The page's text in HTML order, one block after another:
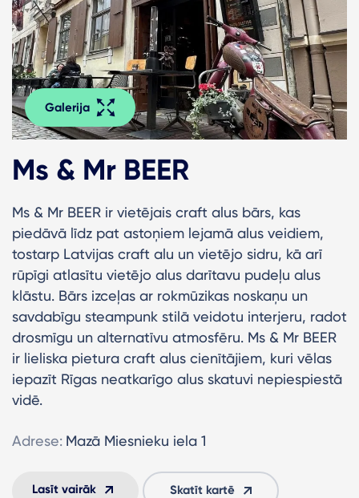
Galerija
Ms & Mr BEER
Ms & Mr BEER ir vietējais craft alus bārs, kas
piedāvā līdz pat astoņiem lejamā alus veidiem,
tostarp Latvijas craft alu un vietējo sidru, kā arī
rūpīgi atlasītu vietējo alus darītavu pudeļu alus
klāstu. Bārs izceļas ar rokmūzikas noskaņu un
savdabīgu steampunk stilā veidotu interjeru, radot
drosmīgu un alternatīvu atmosfēru. Ms & Mr BEER
ir lieliska pietura craft alus cienītājiem, kuri vēlas
iepazīt Rīgas neatkarīgo alus skatuvi nepiespiestā
vidē.
Adrese: Mazā Miesnieku iela 1
Lasīt vairāk Skatīt kartē